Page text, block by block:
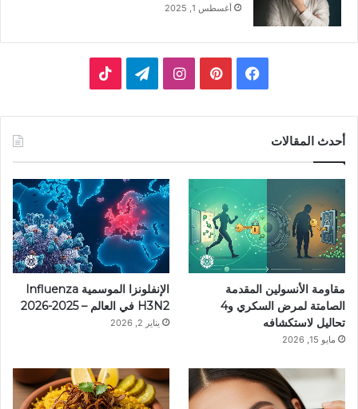
أغسطس 1, 2025
فيسبوكبينتيريستانستقرامتيلقرام
أحدث المقالات
مقاومة الأنسولين المقدمة
الصامتة لمرض السكري و4
تحاليل لاستكشافه
مايو 15, 2026
الإنفلونزا الموسمية Influenza
H3N2 في العالم – 2025-2026
يناير 2, 2026